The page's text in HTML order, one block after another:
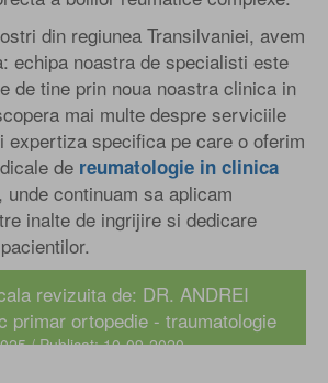
din regiunea Transilvaniei, avem
echipa noastra de specialisti este
de tine prin noua noastra clinica in
mai multe despre serviciile
expertiza specifica pe care o oferim
de reumatologie in clinica
, unde continuam sa aplicam
inalte de ingrijire si dedicare
revizuita de: DR. ANDREI
primar ortopedie - traumatologie
/ Publicat: 10-09-2020